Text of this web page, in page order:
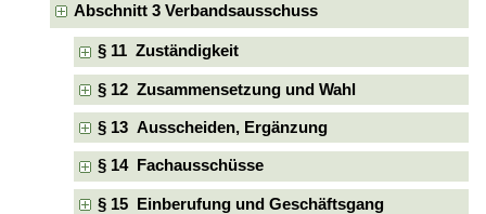
Abschnitt 3 Verbandsausschuss
§ 11 Zuständigkeit
§ 12 Zusammensetzung und Wahl
§ 13 Ausscheiden, Ergänzung
§ 14 Fachausschüsse
§ 15 Einberufung und Geschäftsgang